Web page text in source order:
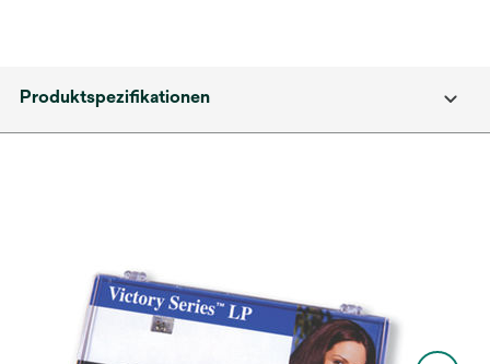
Produktspezifikationen